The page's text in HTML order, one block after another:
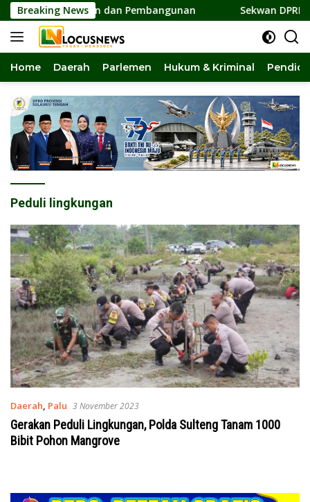
Langsung
ke
konten
Breaking News
Persatuan dan Pembangunan Sekwan DPRD
Home Daerah Parlemen Hukum & Kriminal
Peduli lingkungan
Daerah, Palu 3 November 2023
Gerakan Peduli Lingkungan, Polda Sulteng Tanam 1000
Bibit Pohon Mangrove